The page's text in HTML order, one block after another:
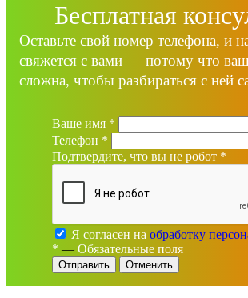
Бесплатная
Оставьте свой номер телефона, и
свяжется с вами — потому что
сложна, чтобы разбираться с ней
Ваше имя *
Телефон *
Подтвердите, что вы не робот *
Я согласен на обработку
* — Обязательные поля
Отменить